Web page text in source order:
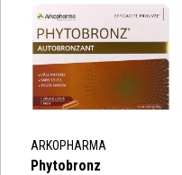
ARKOPHARMA
Phytobronz